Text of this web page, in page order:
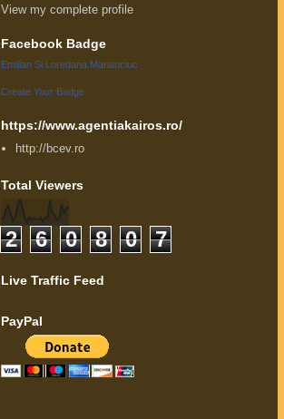
View my complete profile
Facebook Badge
Emilian Si Loredana Marianciuc
Create Your Badge
https://www.agentiakairos.ro/
http://bcev.ro
Total Viewers
2 6 0 8 0 7
Live Traffic Feed
PayPal